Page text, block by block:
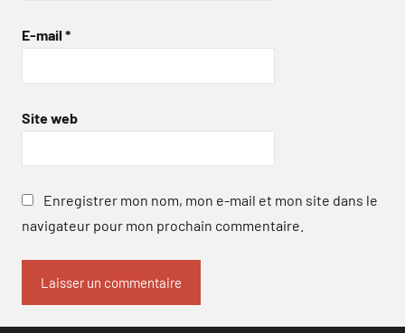
E-mail *
Site web
Enregistrer mon nom, mon e-mail et mon site dans le
navigateur pour mon prochain commentaire.